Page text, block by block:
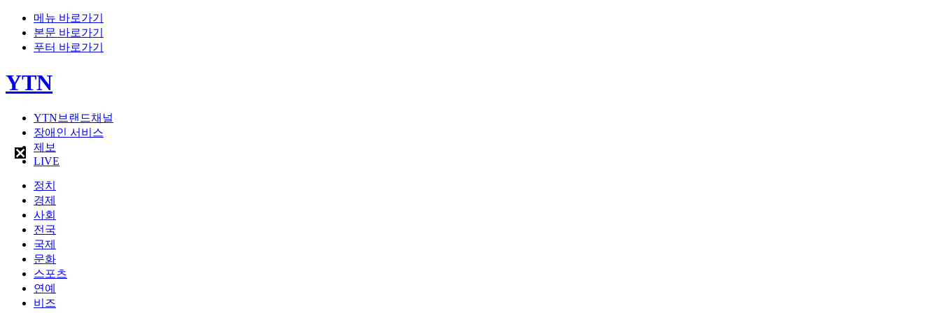
메뉴 바로가기
본문 바로가기
푸터 바로가기
YTN
YTN브랜드채널
장애인 서비스
제보
LIVE
정치
경제
사회
전국
국제
문화
스포츠
연예
비즈